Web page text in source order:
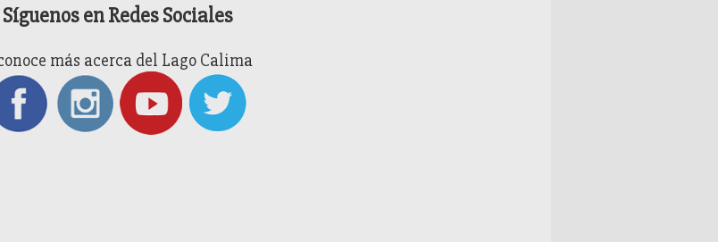
Síguenos en Redes Sociales
más acerca del Lago Calima